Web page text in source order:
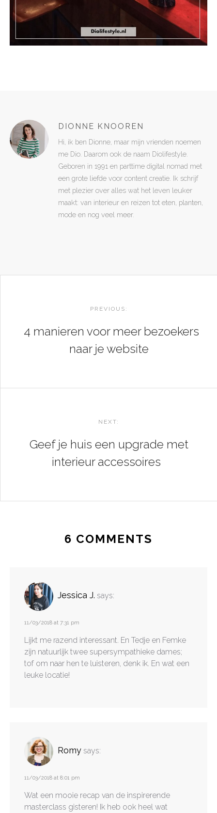
DIONNE KNOOREN
Hi, ik ben Dionne, maar mijn vrienden noemen
me Dio. Daarom ook de naam Diolifestyle.
Geboren in 1991 en parttime digital nomad met
een grote liefde voor content creatie. Ik schrijf
met plezier over alles wat het leven leuker
maakt: van interieur en reizen tot eten, planten,
mode en nog veel meer.
NAVIGATION
PREVIOUS:
4 manieren voor meer bezoekers
naar je website
NEXT:
Geef je huis een upgrade met
interieur accessoires
6 COMMENTS
Jessica J. says:
11/03/2018 at 7:31 pm
Lijkt me razend interessant. En Tedje en Femke
zijn natuurlijk twee supersympathieke dames;
tof om naar hen te luisteren, denk ik. En wat een
leuke locatie!
Romy says:
11/03/2018 at 8:01 pm
Wat een mooie recap van de inspirerende
masterclass gisteren! Ik heb ook heel wat